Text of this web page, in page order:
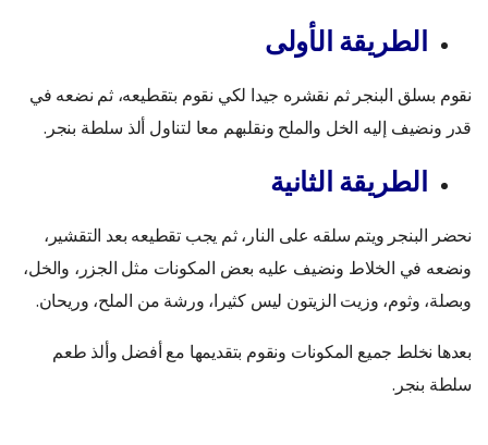
الطريقة الأولى
نقوم بسلق البنجر ثم نقشره جيدا لكي نقوم بتقطيعه، ثم نضعه في
قدر ونضيف إليه الخل والملح ونقلبهم معا لتناول ألذ سلطة بنجر.
الطريقة الثانية
نحضر البنجر ويتم سلقه على النار، ثم يجب تقطيعه بعد التقشير،
ونضعه في الخلاط ونضيف عليه بعض المكونات مثل الجزر، والخل،
وبصلة، وثوم، وزيت الزيتون ليس كثيرا، ورشة من الملح، وريحان.
بعدها نخلط جميع المكونات ونقوم بتقديمها مع أفضل وألذ طعم
سلطة بنجر.